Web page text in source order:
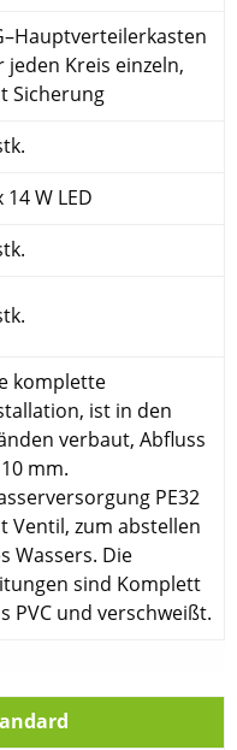
jeden Kreis einzeln,
Sicherung
14 W LED
komplette
ist in den
verbaut, Abfluss
mm.
PE32
Ventil, zum abstellen
Wassers. Die
sind Komplett
PVC und verschweißt.